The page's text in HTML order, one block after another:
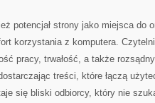
potencjał strony jako miejsca do
korzystania z komputera.
pracy, trwałość, a także
treści, które łączą
się bliski odbiorcy, który nie